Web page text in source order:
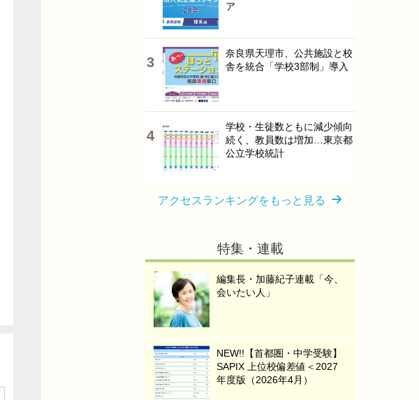
ア
奈良県天理市、公共施設と校
舎を統合「学校3部制」導入
学校・生徒数ともに減少傾向
続く、教員数は増加…東京都
公立学校統計
アクセスランキングをもっと見る
特集・連載
編集長・加藤紀子連載「今、
会いたい人」
NEW!!【首都圏・中学受験】
SAPIX 上位校偏差値＜2027
年度版（2026年4月）